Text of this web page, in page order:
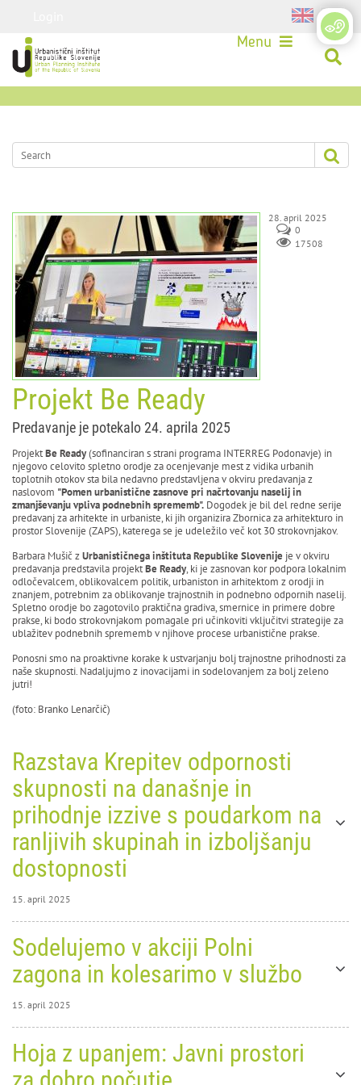
Menu
28. april 2025
0
17508
Projekt Be Ready
Predavanje je potekalo 24. aprila 2025
ProjektBe Ready(sofinanciran s strani programa INTERREG Podonavje) in
njegovo celovito spletno orodje za ocenjevanje mest z vidika urbanih
toplotnih otokov sta bila nedavno predstavljena v okviru predavanja z
naslovom "Pomen urbanistične zasnove pri načrtovanju naselij in
zmanjševanju vpliva podnebnih sprememb". Dogodek je bil del redne serije
predavanj za arhitekte in urbaniste, ki jih organizira Zbornica za arhitekturo in
prostor Slovenije (ZAPS), katerega se je udeležilo več kot 30 strokovnjakov.
Barbara Mušič zUrbanističnega inštituta Republike Slovenije je v okviru
predavanja predstavila projektBe Ready, ki je zasnovan kor podpora lokalnim
odločevalcem, oblikovalcem politik, urbaniston in arhitektom z orodji in
znanjem, potrebnim za oblikovanje trajnostnih in podnebno odpornih naselij.
Spletno orodje bo zagotovilo praktična gradiva, smernice in primere dobre
prakse, ki bodo strokovnjakom pomagale pri učinkoviti vključitvi strategije za
ublažitev podnebnih sprememb v njihove procese urbanistične prakse.
Ponosni smo na proaktivne korake k ustvarjanju bolj trajnostne prihodnosti za
naše skupnosti. Nadaljujmo z inovacijami in sodelovanjem za bolj zeleno
jutri!
(foto: Branko Lenarčič)
Razstava Krepitev odpornosti
skupnosti na današnje in
prihodnje izzive s poudarkom na
ranljivih skupinah in izboljšanju
dostopnosti
15. april 2025
Sodelujemo v akciji Polni
zagona in kolesarimo v službo
15. april 2025
15. april 2025
0
Hoja z upanjem: Javni prostori